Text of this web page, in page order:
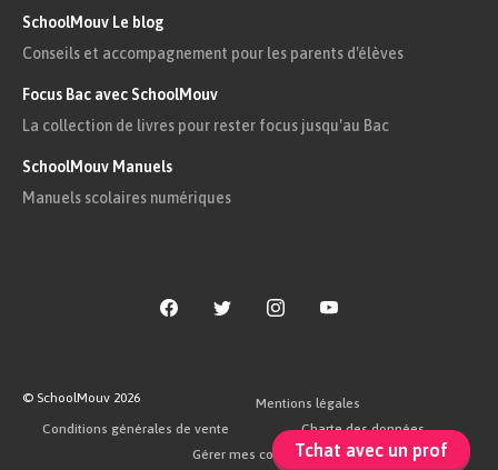
Tchat avec un prof
SchoolMouv Le blog
Conseils et accompagnement pour les parents d'élèves
Focus Bac avec SchoolMouv
La collection de livres pour rester focus jusqu'au Bac
SchoolMouv Manuels
Manuels scolaires numériques
© SchoolMouv 2026
Mentions légales
Conditions générales de vente
Charte des données
Gérer mes cookies